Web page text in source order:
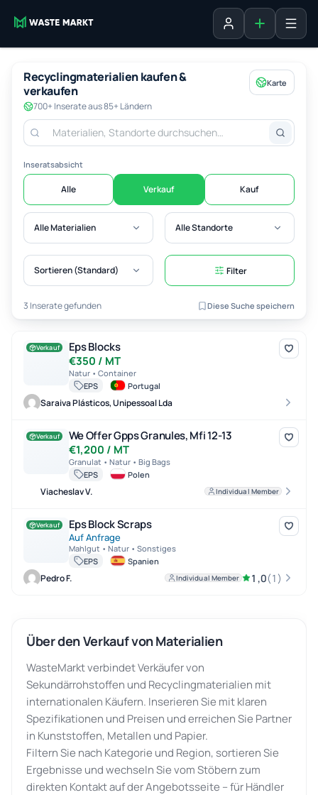
AnmeldenInserat
Recyclingmaterialien kaufen &
verkaufen
700+ Inserate aus 85+ Ländern
Karte
Inseratsabsicht
Alle Verkauf Kauf
Alle Materialien Alle Standorte
Sortieren (Standard) Filter
3 Inserate gefunden Diese Suche speichern
Eps Blocks
Verkauf
Eps Blocks
€350 / MT
Natur • Container
EPS
Portugal
Saraiva Plásticos, Unipessoal Lda
We Offer Gpps Granules, Mfi 12-13
Verkauf
We Offer Gpps Granules, Mfi 12-13
€1,200 / MT
Granulat • Natur • Big Bags
EPS
Polen
Viacheslav V. Individual Member
Eps Block Scraps
Verkauf Eps Block Scraps
Auf Anfrage
Mahlgut • Natur • Sonstiges
EPS
Spanien
Pedro F. Individual Member 1,0(1)
Über den Verkauf von Materialien
WasteMarkt verbindet Verkäufer von
Sekundärrohstoffen und Recyclingmaterialien mit
internationalen Käufern. Inserieren Sie mit klaren
Spezifikationen und Preisen und erreichen Sie Partner
in Kunststoffen, Metallen und Papier.
Filtern Sie nach Kategorie und Region, sortieren Sie
Ergebnisse und wechseln Sie vom Stöbern zum
direkten Kontakt auf der Angebotsseite – für Händler